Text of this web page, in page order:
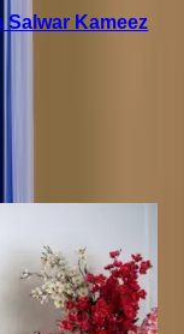
Kameez